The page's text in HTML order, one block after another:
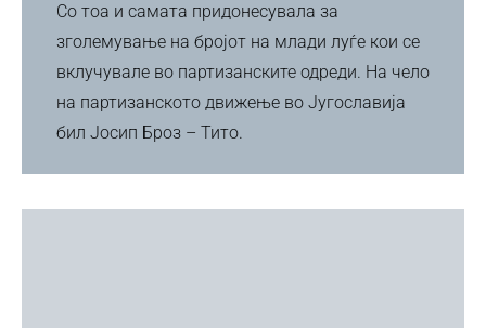
Со тоа и самата придонесувала за
зголемување на бројот на млади луѓе кои се
вклучувале во партизанските одреди. На чело
на партизанското движење во Југославија
бил Јосип Броз – Тито.